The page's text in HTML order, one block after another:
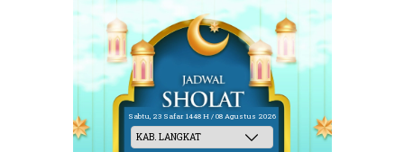
Sabtu, 23 Safar 1448 H / 08 Agustus 2026